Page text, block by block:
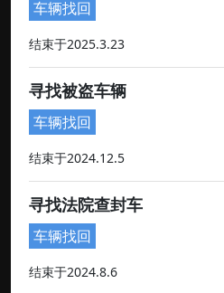
车辆找回
结束于2025.3.23
寻找被盗车辆
车辆找回
结束于2024.12.5
寻找法院查封车
车辆找回
结束于2024.8.6